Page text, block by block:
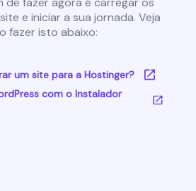
e iniciar a sua jornada. Veja
fazer isto abaixo:
um site para a Hostinger?
com o Instalador